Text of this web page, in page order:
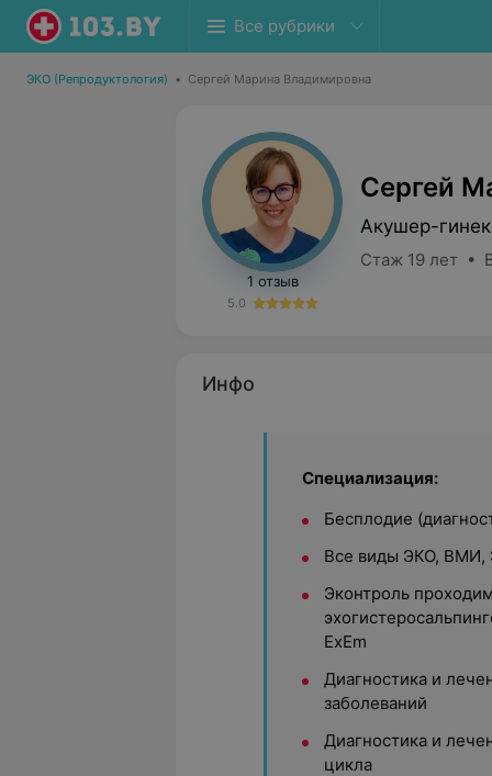
Все рубрики
ЭКО (Репродуктология) • Сергей Марина Владимировна
1 отзыв
5.0
Сергей
Акушер-
Стаж 19 лет •
Инфо
Специализация:
Бесплодие
Все виды ЭКО, ВМИ,
Эконтроль
ExEm
Диагностика и
заболеваний
Диагностика и
цикла